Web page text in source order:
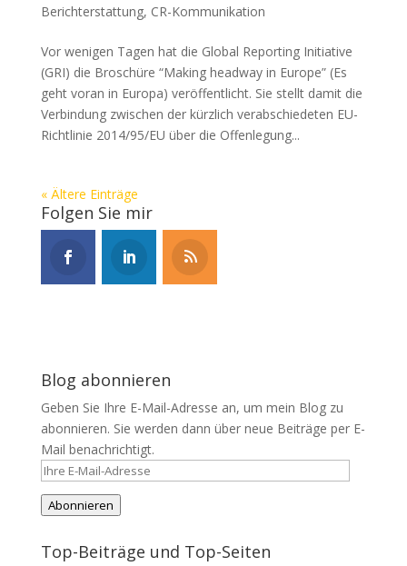
Berichterstattung, CR-Kommunikation
Vor wenigen Tagen hat die Global Reporting Initiative
(GRI) die Broschüre “Making headway in Europe” (Es
geht voran in Europa) veröffentlicht. Sie stellt damit die
Verbindung zwischen der kürzlich verabschiedeten EU-
Richtlinie 2014/95/EU über die Offenlegung...
« Ältere Einträge
Folgen Sie mir
Blog abonnieren
Geben Sie Ihre E-Mail-Adresse an, um mein Blog zu
abonnieren. Sie werden dann über neue Beiträge per E-
Mail benachrichtigt.
Ihre
E-
Mail-
Abonnieren
Top-Beiträge und Top-Seiten